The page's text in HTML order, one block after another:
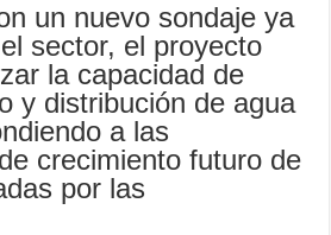
un nuevo sondaje ya
sector, el proyecto
la capacidad de
y distribución de agua
a las
crecimiento futuro de
por las